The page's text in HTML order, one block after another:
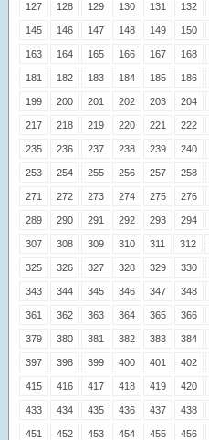
127 128 129 130 131 132
145 146 147 148 149 150
163 164 165 166 167 168
181 182 183 184 185 186
199 200 201 202 203 204
217 218 219 220 221 222
235 236 237 238 239 240
253 254 255 256 257 258
271 272 273 274 275 276
289 290 291 292 293 294
307 308 309 310 311 312
325 326 327 328 329 330
343 344 345 346 347 348
361 362 363 364 365 366
379 380 381 382 383 384
397 398 399 400 401 402
415 416 417 418 419 420
433 434 435 436 437 438
451 452 453 454 455 456